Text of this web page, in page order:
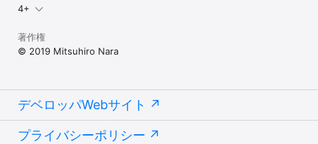
4+
著作権
© 2019 Mitsuhiro Nara
デベロッパWebサイト
プライバシーポリシー